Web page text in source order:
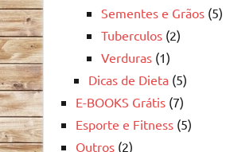
Sementes e Grãos (5)
Tuberculos (2)
Verduras (1)
Dicas de Dieta (5)
E-BOOKS Grátis (7)
Esporte e Fitness (5)
Outros (2)